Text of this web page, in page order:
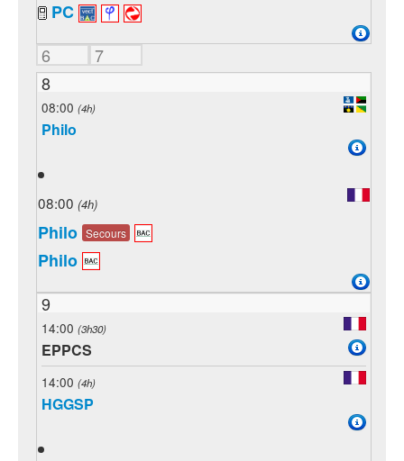
PC
6
7
8
08:00 (4h)
Philo
08:00 (4h)
Philo Secours
Philo
9
14:00 (3h30)
EPPCS
14:00 (4h)
HGGSP